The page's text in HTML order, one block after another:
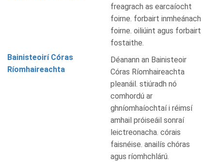
freagrach as earcaíocht
foirne. forbairt inmheánach
foirne. oiliúint agus forbairt
fostaithe.
Bainisteoirí Córas
Ríomhaireachta
Déanann an Bainisteoir
Córas Ríomhaireachta
pleanáil. stiúradh nó
comhordú ar
ghníomhaíochtaí i réimsí
amhail próiseáil sonraí
leictreonacha. córais
faisnéise. anailís chóras
agus ríomhchlárú.